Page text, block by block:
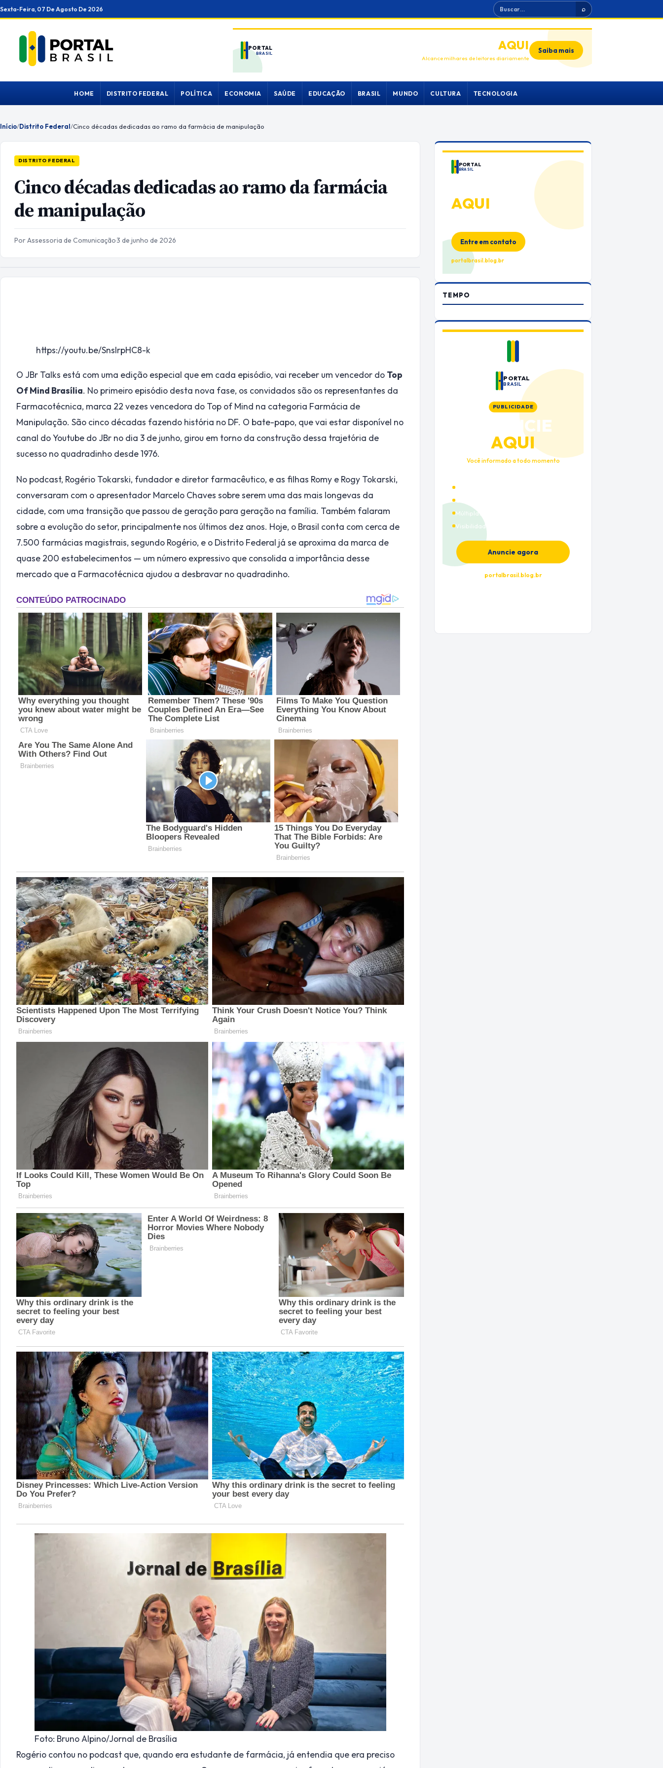
Ir
para
conteúdo
Sexta-Feira, 07 De Agosto De 2026 Buscar ⌕
PORTAL
BRASIL
ANUNCIEAQUI
Alcance milhares de leitores diariamente
Saiba mais
HOME DISTRITO FEDERAL POLÍTICA ECONOMIA SAÚDE EDUCAÇÃO BRASIL MUNDO CULTURA TECNOLOGIA
Início/Distrito Federal/Cinco décadas dedicadas ao ramo da farmácia de manipulação
DISTRITO FEDERAL
Cinco décadas dedicadas ao ramo da farmácia
de manipulação
Por Assessoria de Comunicação·3 de junho de 2026
https://youtu.be/SnsIrpHC8-k
O JBr Talks está com uma edição especial que em cada episódio, vai receber um vencedor do Top
Of Mind Brasília. No primeiro episódio desta nova fase, os convidados são os representantes da
Farmacotécnica, marca 22 vezes vencedora do Top of Mind na categoria Farmácia de
Manipulação. São cinco décadas fazendo história no DF. O bate-papo, que vai estar disponível no
canal do Youtube do JBr no dia 3 de junho, girou em torno da construção dessa trajetória de
sucesso no quadradinho desde 1976.
No podcast, Rogério Tokarski, fundador e diretor farmacêutico, e as filhas Romy e Rogy Tokarski,
conversaram com o apresentador Marcelo Chaves sobre serem uma das mais longevas da
cidade, com uma transição que passou de geração para geração na família. Também falaram
sobre a evolução do setor, principalmente nos últimos dez anos. Hoje, o Brasil conta com cerca de
7.500 farmácias magistrais, segundo Rogério, e o Distrito Federal já se aproxima da marca de
quase 200 estabelecimentos — um número expressivo que consolida a importância desse
mercado que a Farmacotécnica ajudou a desbravar no quadradinho.
Foto: Bruno Alpino/Jornal de Brasília
Rogério contou no podcast que, quando era estudante de farmácia, já entendia que era preciso
PORTAL
BRASIL
AQUI
Espaço premium para sua marca
Entre em contato
portalbrasil.blog.br
TEMPO
PORTAL
BRASIL
PUBLICIDADE
ANUNCIE
AQUI
Você informado a todo momento
Múltiplas categorias
Visibilidade premium
Anuncie agora
portalbrasil.blog.br